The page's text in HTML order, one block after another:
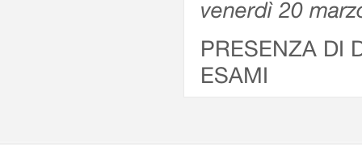
venerdì 20
PRESENZA DI
ESAMI